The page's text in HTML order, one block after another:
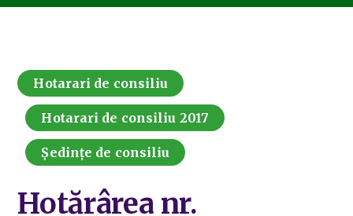
Hotarari de consiliu
Hotarari de consiliu 2017
Ședințe de consiliu
Hotărârea nr.